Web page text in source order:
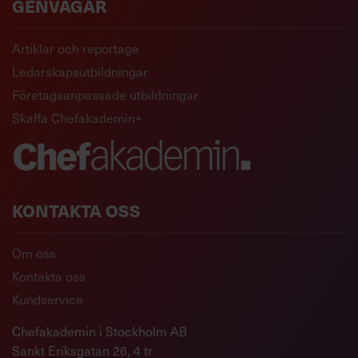
GENVÄGAR
Artiklar och reportage
Ledarskapsutbildningar
Företagsanpassade utbildningar
Skaffa Chefakademin+
KONTAKTA OSS
Om oss
Kontakta oss
Kundservice
Chefakademin i Stockholm AB
Sankt Eriksgatan 26, 4 tr